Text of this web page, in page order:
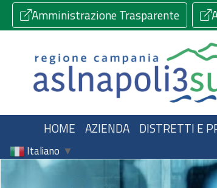
Amministrazione Trasparente
HOME AZIENDA DISTRETTI E
Italiano ▼